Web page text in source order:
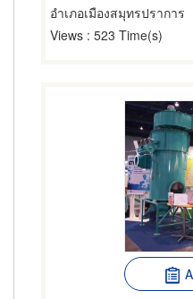
อำเภอเมืองสมุทรปราการ
Views : 523 Time(s)